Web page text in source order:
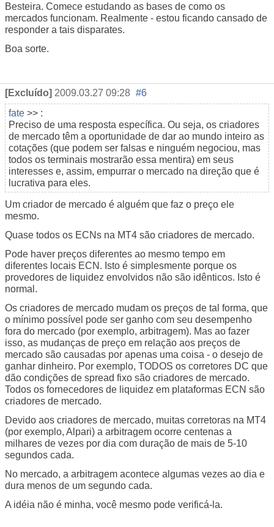
Besteira. Comece estudando as bases de como os
mercados funcionam. Realmente - estou ficando cansado de
responder a tais disparates.
Boa sorte.
[Excluído] 2009.03.27 09:28 #6
fate >> :
Preciso de uma resposta específica. Ou seja, os criadores
de mercado têm a oportunidade de dar ao mundo inteiro as
cotações (que podem ser falsas e ninguém negociou, mas
todos os terminais mostrarão essa mentira) em seus
interesses e, assim, empurrar o mercado na direção que é
lucrativa para eles.
Um criador de mercado é alguém que faz o preço ele
mesmo.
Quase todos os ECNs na MT4 são criadores de mercado.
Pode haver preços diferentes ao mesmo tempo em
diferentes locais ECN. Isto é simplesmente porque os
provedores de liquidez envolvidos não são idênticos. Isto é
normal.
Os criadores de mercado mudam os preços de tal forma, que
o mínimo possível pode ser ganho com seu desempenho
fora do mercado (por exemplo, arbitragem). Mas ao fazer
isso, as mudanças de preço em relação aos preços de
mercado são causadas por apenas uma coisa - o desejo de
ganhar dinheiro. Por exemplo, TODOS os corretores DC que
dão condições de spread fixo são criadores de mercado.
Todos os fornecedores de liquidez em plataformas ECN são
criadores de mercado.
Devido aos criadores de mercado, muitas corretoras na MT4
(por exemplo, Alpari) a arbitragem ocorre centenas a
milhares de vezes por dia com duração de mais de 5-10
segundos cada.
No mercado, a arbitragem acontece algumas vezes ao dia e
dura menos de um segundo cada.
A idéia não é minha, você mesmo pode verificá-la.